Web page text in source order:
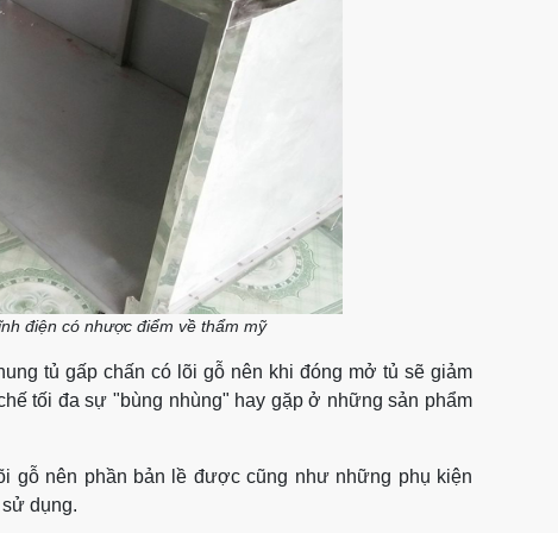
điện có nhược điểm về thẩm mỹ
tủ gấp chấn có lõi gỗ nên khi đóng mở tủ sẽ giảm
tối đa sự "bùng nhùng" hay gặp ở những sản phẩm
gỗ nên phần bản lề được cũng như những phụ kiện
dụng.